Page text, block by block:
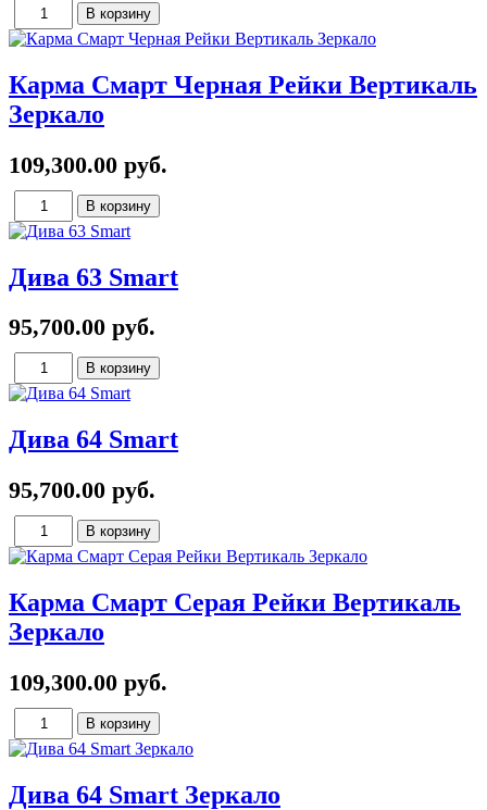
Карма Смарт Черная Рейки Вертикаль
Зеркало
109,300.00 руб.
Дива 63 Smart
95,700.00 руб.
Дива 64 Smart
95,700.00 руб.
Карма Смарт Серая Рейки Вертикаль
Зеркало
109,300.00 руб.
Дива 64 Smart Зеркало